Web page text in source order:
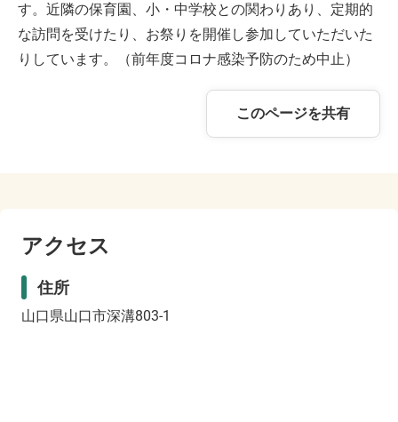
す。近隣の保育園、小・中学校との関わりあり、定期的
な訪問を受けたり、お祭りを開催し参加していただいた
りしています。（前年度コロナ感染予防のため中止）
このページを共有
アクセス
住所
山口県山口市深溝803-1